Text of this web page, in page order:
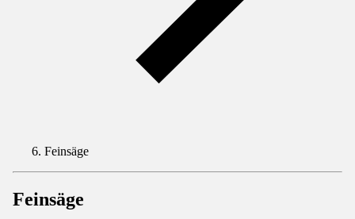
Feinsäge
Feinsäge